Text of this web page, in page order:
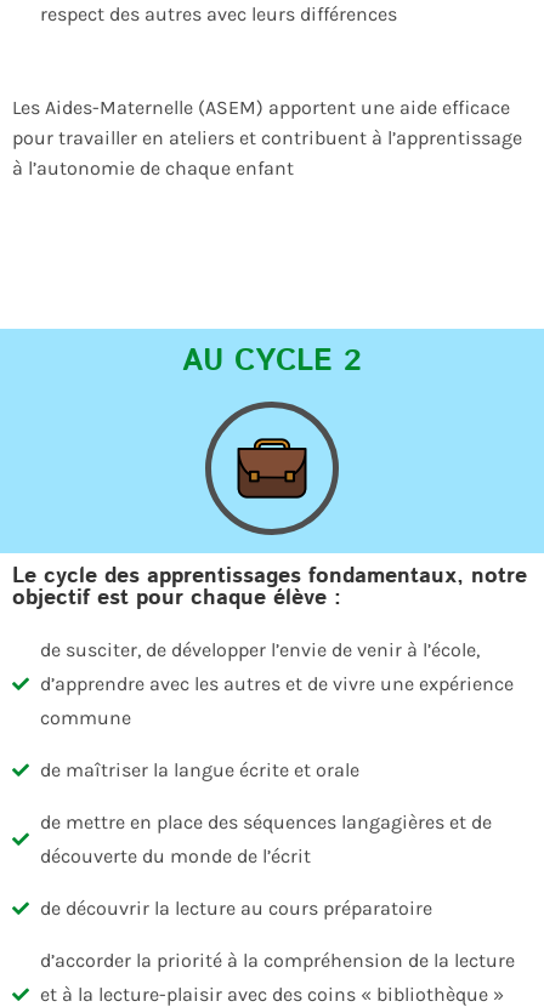
respect des autres avec leurs différences
Les Aides-Maternelle (ASEM) apportent une aide efficace
pour travailler en ateliers et contribuent à l’apprentissage
à l’autonomie de chaque enfant
Le cycle des apprentissages fondamentaux, notre
objectif est pour chaque élève :
de susciter, de développer l’envie de venir à l’école,
d’apprendre avec les autres et de vivre une expérience
commune
de maîtriser la langue écrite et orale
de mettre en place des séquences langagières et de
découverte du monde de l’écrit
de découvrir la lecture au cours préparatoire
d’accorder la priorité à la compréhension de la lecture
et à la lecture-plaisir avec des coins « bibliothèque »
AU CYCLE 2